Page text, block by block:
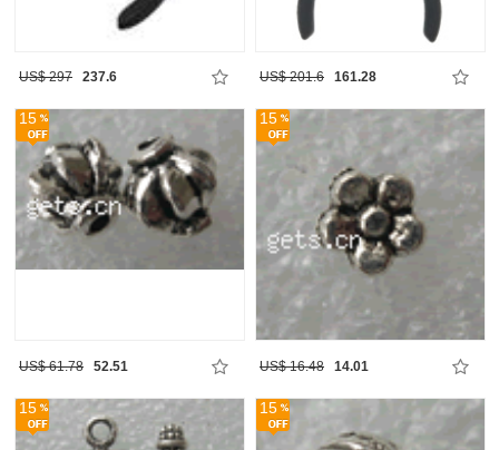
US$ 297 237.6 US$ 201.6 161.28
15
US$ 61.78 52.51
15
US$ 16.48 14.01
15 15